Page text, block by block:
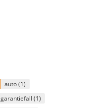
auto(1)
garantiefall (1)